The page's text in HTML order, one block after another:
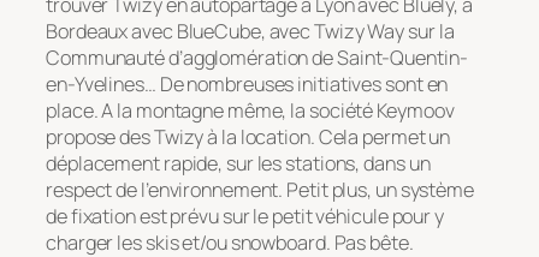
Bordeaux avec BlueCube, avec Twizy Way sur la
Communauté d’agglomération de Saint-Quentin-
en-Yvelines… De nombreuses initiatives sont en
place. A la montagne même, la société Keymoov
propose des Twizy à la location. Cela permet un
déplacement rapide, sur les stations, dans un
respect de l’environnement. Petit plus, un système
de fixation est prévu sur le petit véhicule pour y
charger les skis et/ou snowboard. Pas bête.